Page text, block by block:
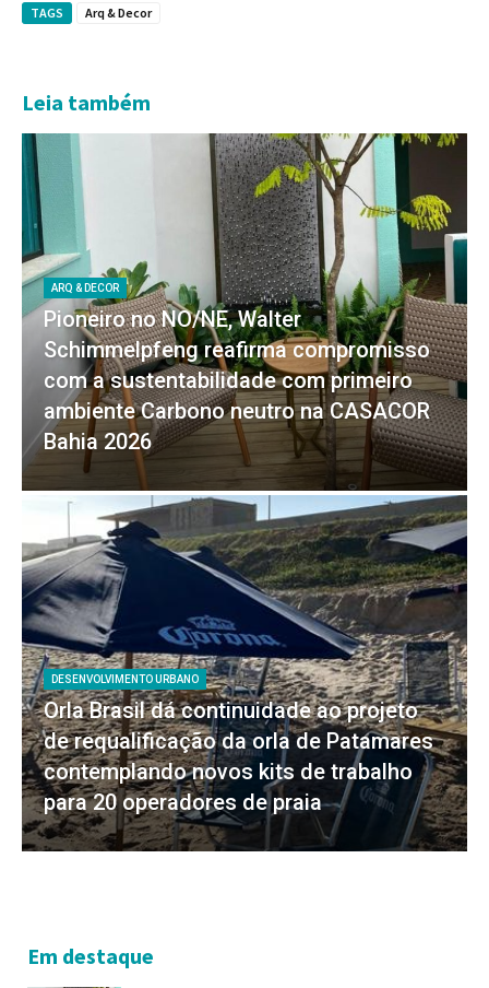
TAGS Arq & Decor
Leia também
ARQ & DECOR
Pioneiro no NO/NE, Walter
Schimmelpfeng reafirma compromisso
com a sustentabilidade com primeiro
ambiente Carbono neutro na CASACOR
Bahia 2026
DESENVOLVIMENTO URBANO
Orla Brasil dá continuidade ao projeto
de requalificação da orla de Patamares
contemplando novos kits de trabalho
para 20 operadores de praia
Em destaque